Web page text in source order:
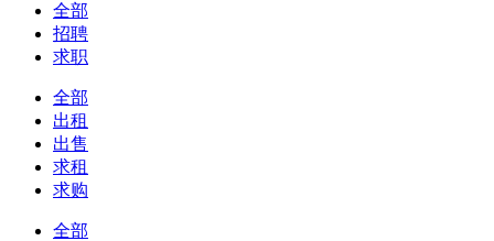
全部
招聘
求职
全部
出租
出售
求租
求购
全部